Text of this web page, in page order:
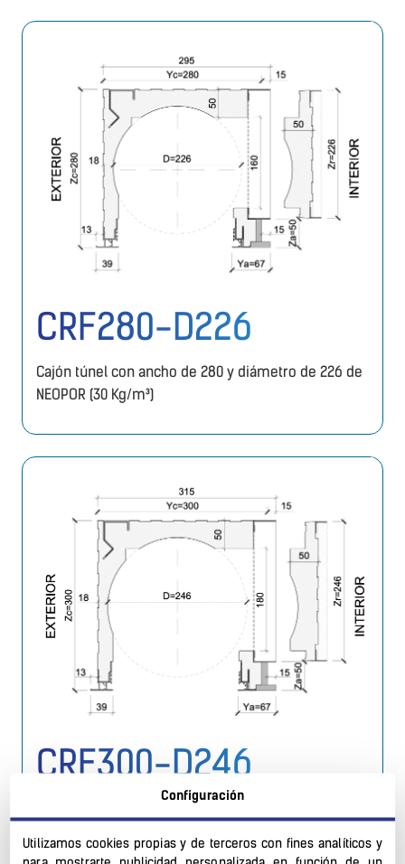
CRF280-D226
Cajón túnel con ancho de 280 y diámetro de 226 de
NEOPOR (30 Kg/m³)
CRF300-D246
Cajón túnel con ancho de 300 y diámetro de 246 de
Configuración
Utilizamos cookies propias y de terceros con fines analíticos y